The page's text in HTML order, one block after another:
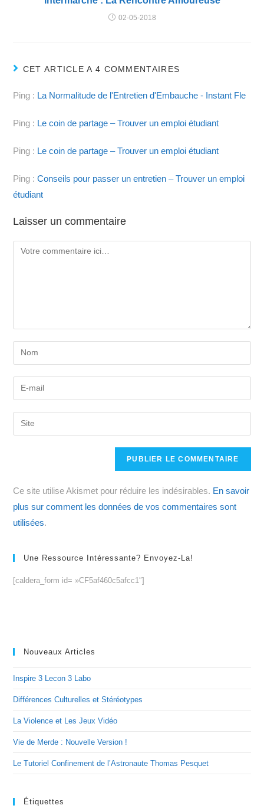
02-05-2018
CET ARTICLE A 4 COMMENTAIRES
Ping : La Normalitude de l'Entretien d'Embauche - Instant Fle
Ping : Le coin de partage – Trouver un emploi étudiant
Ping : Le coin de partage – Trouver un emploi étudiant
Ping :Conseils pour passer un entretien – Trouver un emploi
étudiant
Laisser un commentaire
Comment
Enter
your
name
comment
Enter
your
email
address
Saisir
l’URL
(facultatif)
Ce site utilise Akismet pour réduire les indésirables. En savoir
plus sur comment les données de vos commentaires sont
utilisées.
Une Ressource Intéressante? Envoyez-La!
[caldera_form id= »CF5af460c5afcc1″]
Nouveaux Articles
Inspire 3 Lecon 3 Labo
Différences Culturelles et Stéréotypes
La Violence et Les Jeux Vidéo
Vie de Merde : Nouvelle Version !
Le Tutoriel Confinement de l’Astronaute Thomas Pesquet
Étiquettes